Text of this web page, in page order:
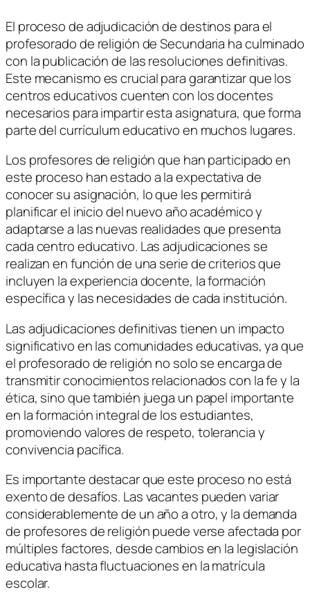
El proceso de adjudicación de destinos para el
profesorado de religión de Secundaria ha culminado
con la publicación de las resoluciones definitivas.
Este mecanismo es crucial para garantizar que los
centros educativos cuenten con los docentes
necesarios para impartir esta asignatura, que forma
parte del currículum educativo en muchos lugares.
Los profesores de religión que han participado en
este proceso han estado a la expectativa de
conocer su asignación, lo que les permitirá
planificar el inicio del nuevo año académico y
adaptarse a las nuevas realidades que presenta
cada centro educativo. Las adjudicaciones se
realizan en función de una serie de criterios que
incluyen la experiencia docente, la formación
específica y las necesidades de cada institución.
Las adjudicaciones definitivas tienen un impacto
significativo en las comunidades educativas, ya que
el profesorado de religión no solo se encarga de
transmitir conocimientos relacionados con la fe y la
ética, sino que también juega un papel importante
en la formación integral de los estudiantes,
promoviendo valores de respeto, tolerancia y
convivencia pacífica.
Es importante destacar que este proceso no está
exento de desafíos. Las vacantes pueden variar
considerablemente de un año a otro, y la demanda
de profesores de religión puede verse afectada por
múltiples factores, desde cambios en la legislación
educativa hasta fluctuaciones en la matrícula
escolar.